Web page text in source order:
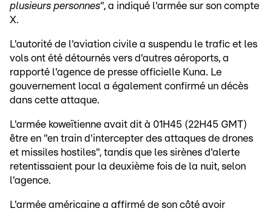
plusieurs personnes", a indiqué l'armée sur son compte
X.
L'autorité de l'aviation civile a suspendu le trafic et les
vols ont été détournés vers d'autres aéroports, a
rapporté l'agence de presse officielle Kuna. Le
gouvernement local a également confirmé un décès
dans cette attaque.
L'armée koweïtienne avait dit à 01H45 (22H45 GMT)
être en "en train d'intercepter des attaques de drones
et missiles hostiles", tandis que les sirènes d'alerte
retentissaient pour la deuxième fois de la nuit, selon
l'agence.
L'armée américaine a affirmé de son côté avoir